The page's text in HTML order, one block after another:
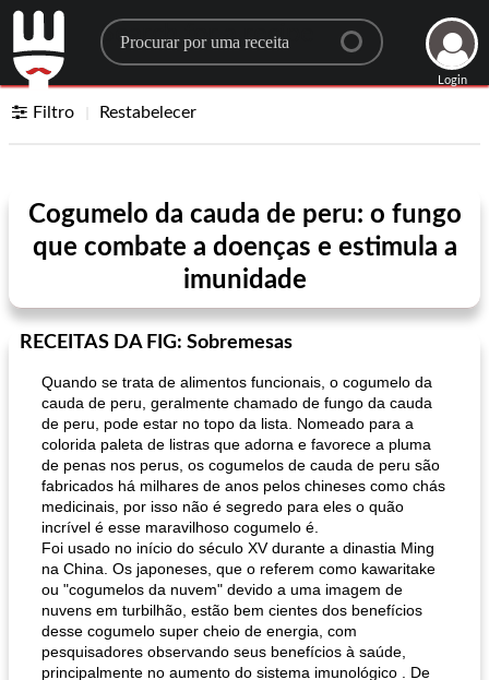
Search for a recipe
Login
Filtro Restabelecer
Cogumelo da cauda de peru: o fungo
que combate a doenças e estimula a
imunidade
RECEITAS DA FIG: Sobremesas
Quando se trata de alimentos funcionais, o cogumelo da
cauda de peru, geralmente chamado de fungo da cauda
de peru, pode estar no topo da lista. Nomeado para a
colorida paleta de listras que adorna e favorece a pluma
de penas nos perus, os cogumelos de cauda de peru são
fabricados há milhares de anos pelos chineses como chás
medicinais, por isso não é segredo para eles o quão
incrível é esse maravilhoso cogumelo é.
Foi usado no início do século XV durante a dinastia Ming
na China. Os japoneses, que o referem como kawaritake
ou "cogumelos da nuvem" devido a uma imagem de
nuvens em turbilhão, estão bem cientes dos benefícios
desse cogumelo super cheio de energia, com
pesquisadores observando seus benefícios à saúde,
principalmente no aumento do sistema imunológico . De